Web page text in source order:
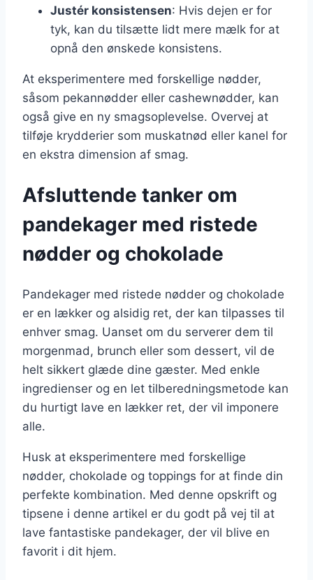
Justér konsistensen: Hvis dejen er for
tyk, kan du tilsætte lidt mere mælk for at
opnå den ønskede konsistens.
At eksperimentere med forskellige nødder,
såsom pekannødder eller cashewnødder, kan
også give en ny smagsoplevelse. Overvej at
tilføje krydderier som muskatnød eller kanel for
en ekstra dimension af smag.
Afsluttende tanker om
pandekager med ristede
nødder og chokolade
Pandekager med ristede nødder og chokolade
er en lækker og alsidig ret, der kan tilpasses til
enhver smag. Uanset om du serverer dem til
morgenmad, brunch eller som dessert, vil de
helt sikkert glæde dine gæster. Med enkle
ingredienser og en let tilberedningsmetode kan
du hurtigt lave en lækker ret, der vil imponere
alle.
Husk at eksperimentere med forskellige
nødder, chokolade og toppings for at finde din
perfekte kombination. Med denne opskrift og
tipsene i denne artikel er du godt på vej til at
lave fantastiske pandekager, der vil blive en
favorit i dit hjem.